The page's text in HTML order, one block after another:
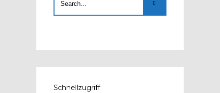
Schnellzugriff